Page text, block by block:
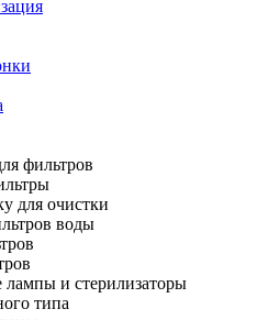
фильтров
для очистки
воды
лампы и стерилизаторы
типа